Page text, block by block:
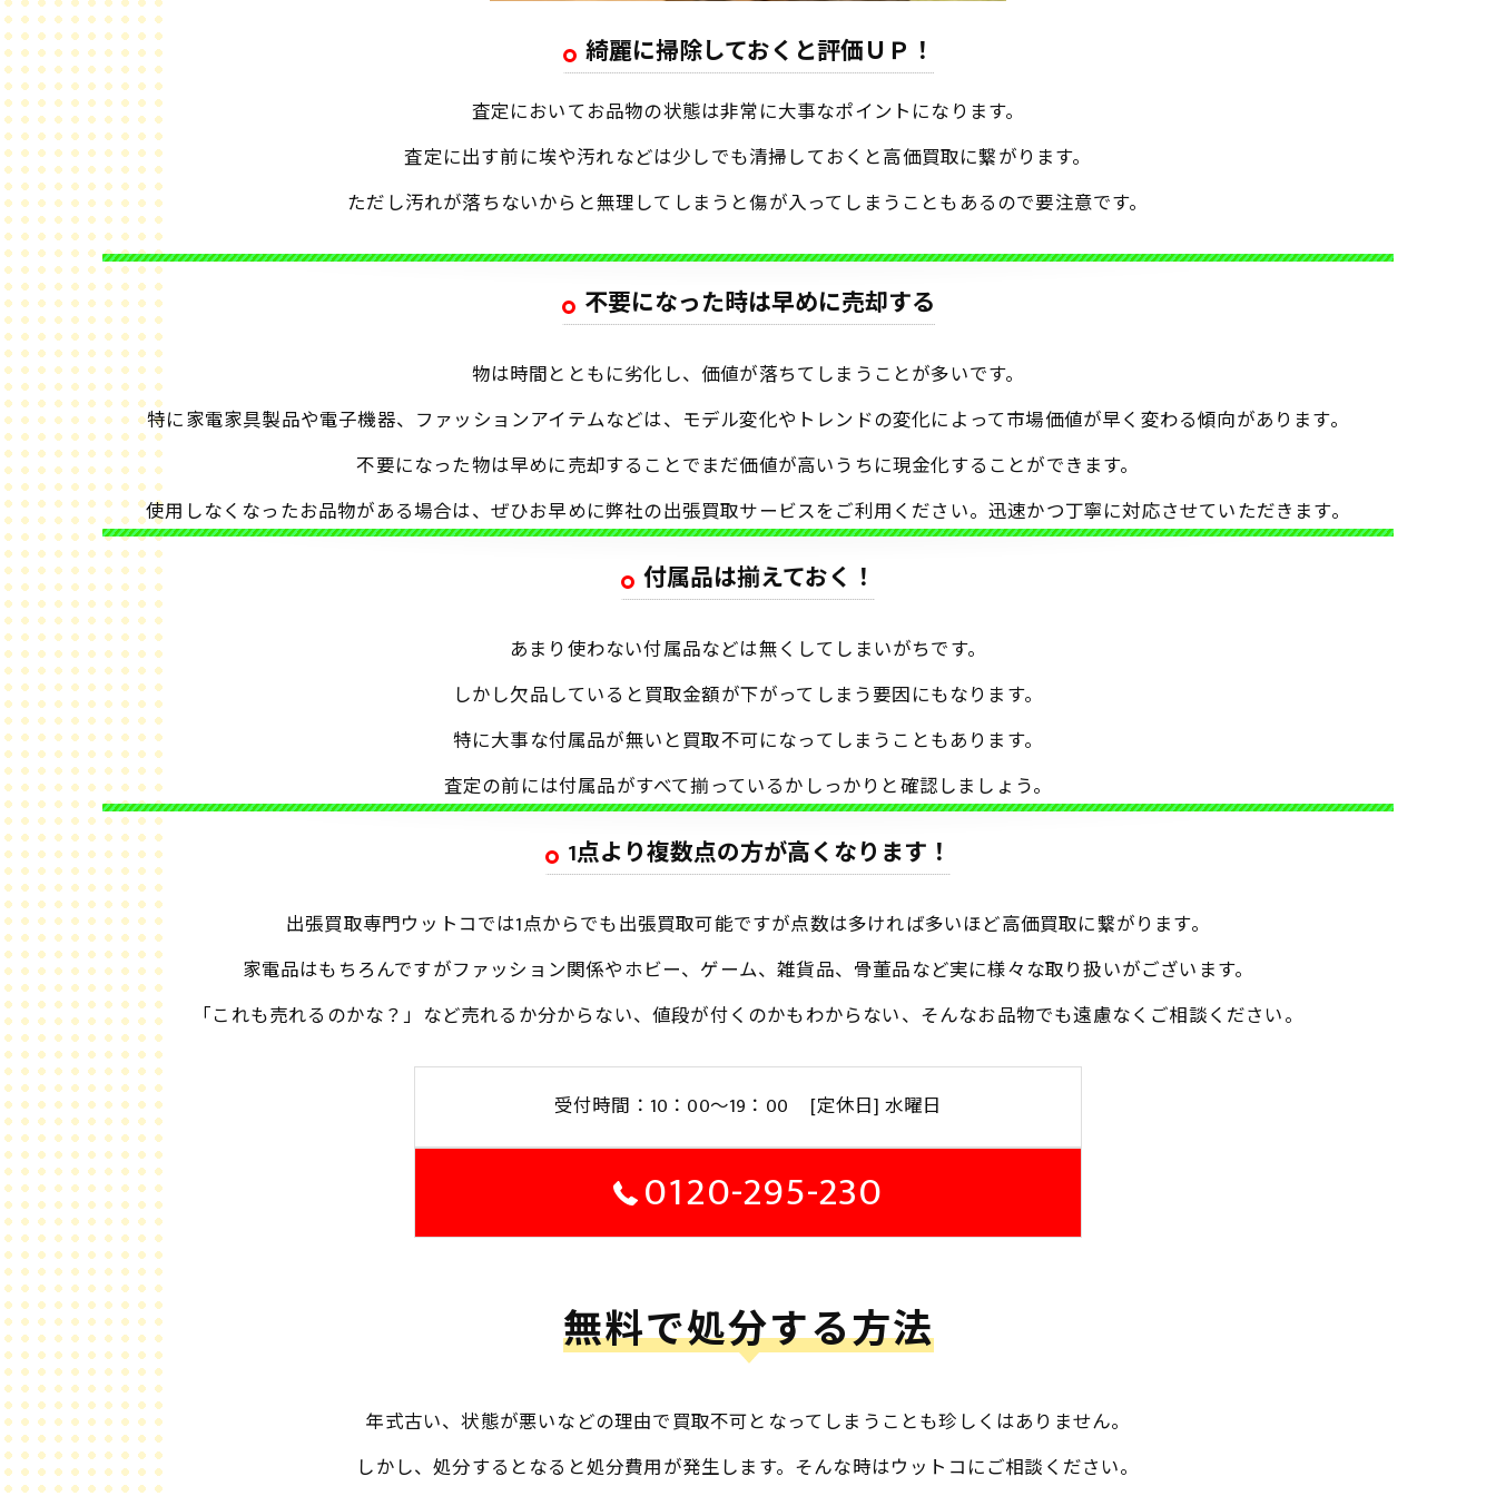
綺麗に掃除しておくと評価ＵＰ！
査定においてお品物の状態は非常に大事なポイントになります。
査定に出す前に埃や汚れなどは少しでも清掃しておくと高価買取に繋がります。
ただし汚れが落ちないからと無理してしまうと傷が入ってしまうこともあるので要注意です。
不要になった時は早めに売却する
物は時間とともに劣化し、価値が落ちてしまうことが多いです。
特に家電家具製品や電子機器、ファッションアイテムなどは、モデル変化やトレンドの変化によって市場価値が早く変わる傾向があります。
不要になった物は早めに売却することでまだ価値が高いうちに現金化することができます。
使用しなくなったお品物がある場合は、ぜひお早めに弊社の出張買取サービスをご利用ください。迅速かつ丁寧に対応させていただきます。
付属品は揃えておく！
あまり使わない付属品などは無くしてしまいがちです。
しかし欠品していると買取金額が下がってしまう要因にもなります。
特に大事な付属品が無いと買取不可になってしまうこともあります。
査定の前には付属品がすべて揃っているかしっかりと確認しましょう。
1点より複数点の方が高くなります！
出張買取専門ウットコでは1点からでも出張買取可能ですが点数は多ければ多いほど高価買取に繋がります。
家電品はもちろんですがファッション関係やホビー、ゲーム、雑貨品、骨董品など実に様々な取り扱いがございます。
「これも売れるのかな？」など売れるか分からない、値段が付くのかもわからない、そんなお品物でも遠慮なくご相談ください。
受付時間：10：00～19：00 [定休日] 水曜日
0120-295-230
無料で処分する方法
年式古い、状態が悪いなどの理由で買取不可となってしまうことも珍しくはありません。
しかし、処分するとなると処分費用が発生します。そんな時はウットコにご相談ください。